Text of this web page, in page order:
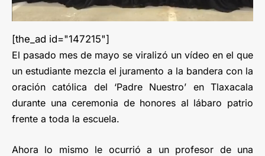
[the_ad id="147215"]
El pasado mes de mayo se viralizó un vídeo en el que
un estudiante mezcla el juramento a la bandera con la
oración católica del ‘Padre Nuestro’ en Tlaxacala
durante una ceremonia de honores al lábaro patrio
frente a toda la escuela.
Ahora lo mismo le ocurrió a un profesor de una